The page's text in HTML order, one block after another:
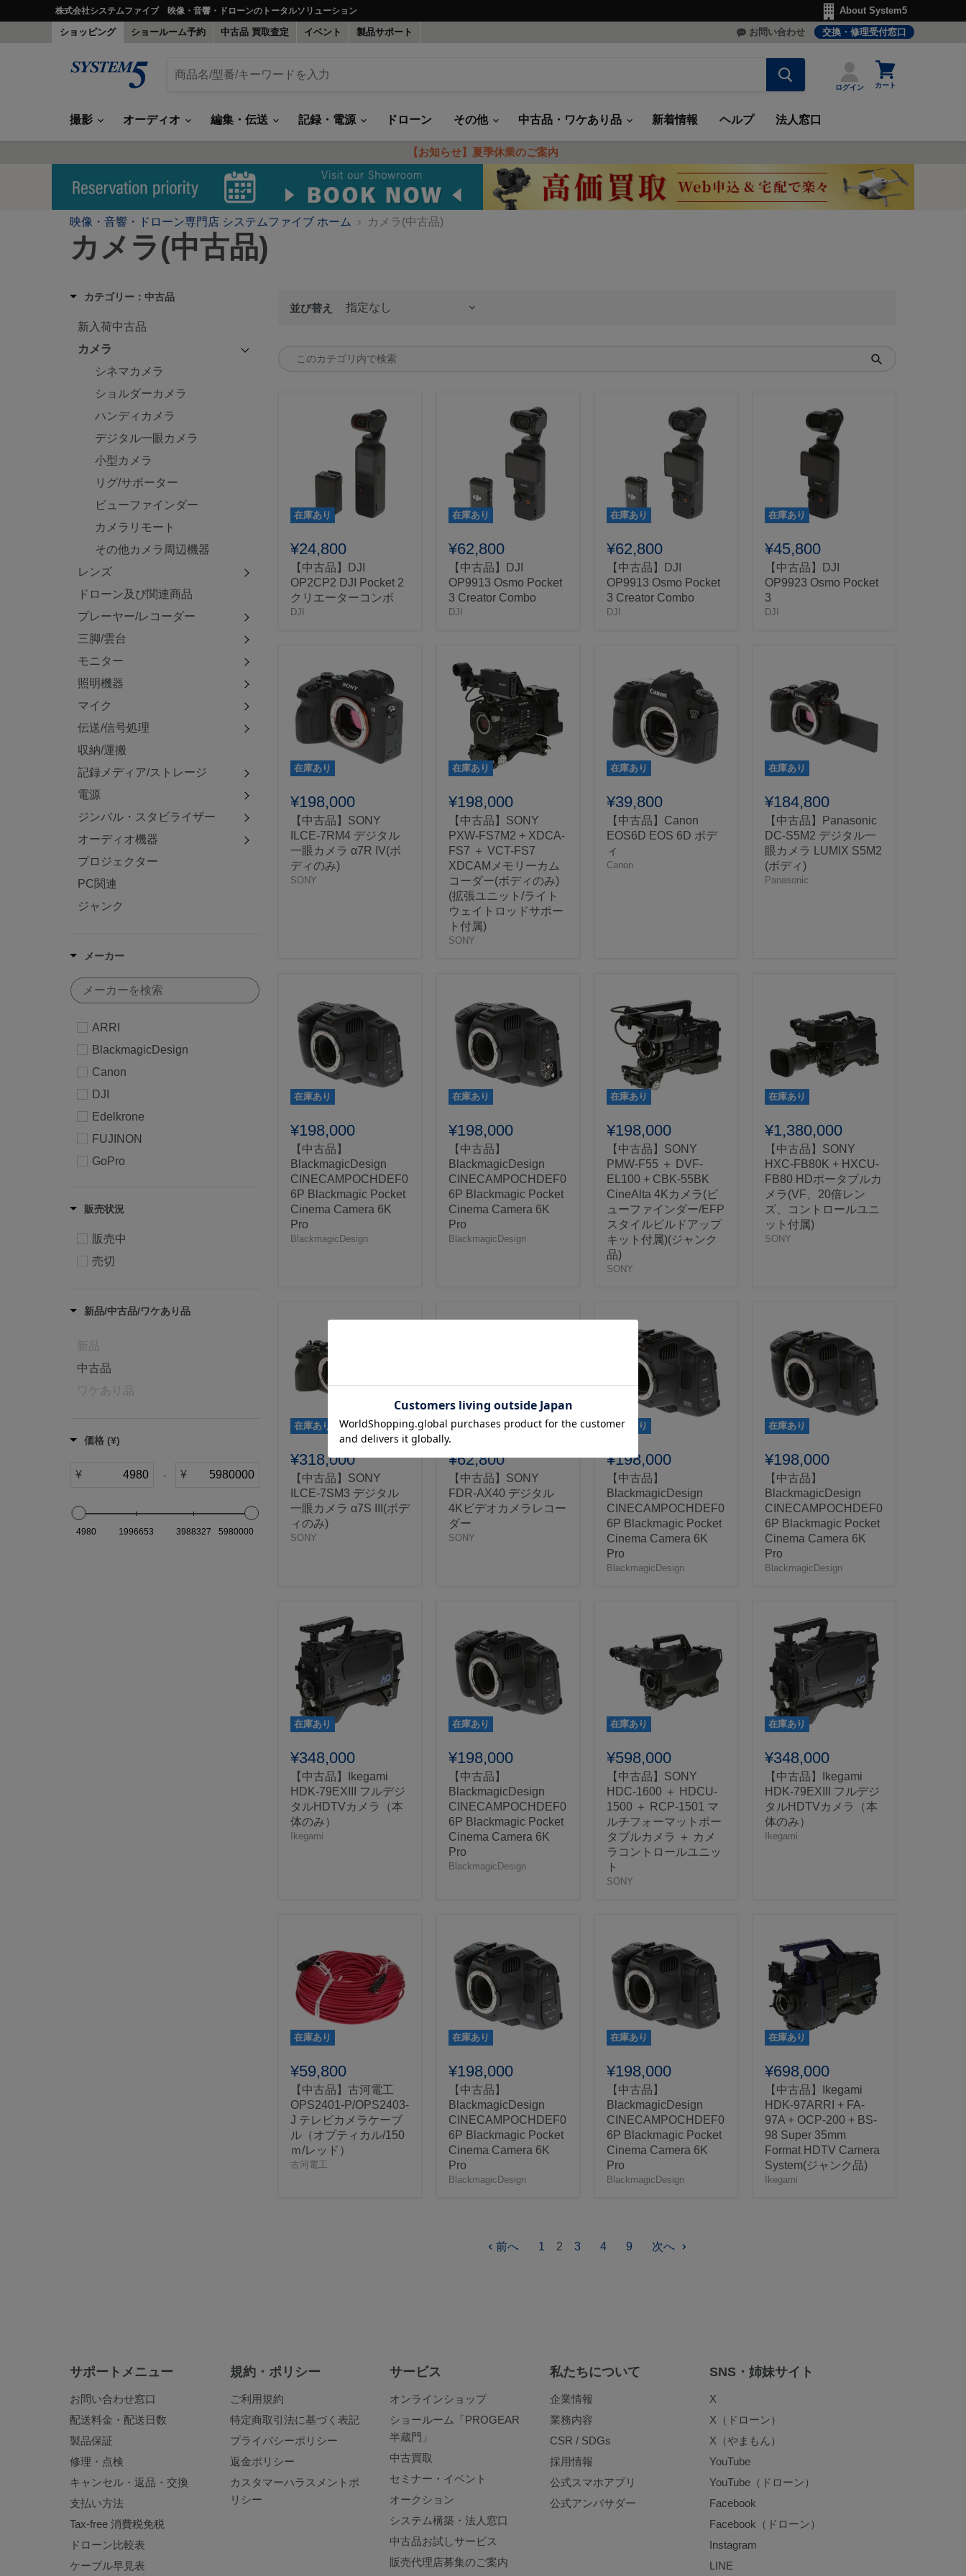
株式会社システムファイブ 映像・音響・ドローンのトータルソリューション
About System5
ショッピング
ショールーム予約 中古品 買取査定 イベント 製品サポート お問い合わせ 交換・修理受付窓口
ログイン
カ
ー
ト
カート
撮影 オーディオ 編集・伝送 記録・電源 ドローン その他 中古品・ワケあり品 新着情報 ヘルプ 法人窓口
【お知らせ】夏季休業のご案内
映像・音響・ドローン専門店 システムファイブ ホーム カメラ(中古品)
カメラ(中古品)
カテゴリー：中古品
新入荷中古品
カメラ
シネマカメラ
ショルダーカメラ
ハンディカメラ
デジタル一眼カメラ
小型カメラ
リグ/サポーター
ビューファインダー
カメラリモート
その他カメラ周辺機器
レンズ
ドローン及び関連商品
プレーヤー/レコーダー
三脚/雲台
モニター
照明機器
マイク
伝送/信号処理
収納/運搬
記録メディア/ストレージ
電源
ジンバル・スタビライザー
オーディオ機器
プロジェクター
PC関連
ジャンク
メーカー
ARRI
BlackmagicDesign
Canon
DJI
Edelkrone
FUJINON
GoPro
Ikegami
Panasonic
SONY
WOODEN CAMERA
販売状況
販売中
売切
新品/中古品/ワケあり品
新品
中古品
ワケあり品
価格 (¥)
¥ - ¥
4980 1996653 3988327 5980000
並び替え
在庫あり
¥24,800
【中古品】DJI
OP2CP2 DJI Pocket 2
クリエーターコンボ
DJI
在庫あり
¥62,800
【中古品】DJI
OP9913 Osmo Pocket
3 Creator Combo
DJI
在庫あり
¥62,800
【中古品】DJI
OP9913 Osmo Pocket
3 Creator Combo
DJI
在庫あり
¥45,800
【中古品】DJI
OP9923 Osmo Pocket
3
DJI
在庫あり
¥198,000
【中古品】SONY
ILCE-7RM4 デジタル
一眼カメラ α7R IV(ボ
ディのみ)
SONY
在庫あり
¥198,000
【中古品】SONY
PXW-FS7M2 + XDCA-
FS7 ＋ VCT-FS7
XDCAMメモリーカム
コーダー(ボディのみ)
(拡張ユニット/ライト
ウェイトロッドサポー
ト付属)
SONY
在庫あり
¥39,800
【中古品】Canon
EOS6D EOS 6D ボデ
ィ
Canon
在庫あり
¥184,800
【中古品】Panasonic
DC-S5M2 デジタル一
眼カメラ LUMIX S5M2
(ボディ)
Panasonic
在庫あり
¥198,000
【中古品】
BlackmagicDesign
CINECAMPOCHDEF0
6P Blackmagic Pocket
Cinema Camera 6K
Pro
BlackmagicDesign
在庫あり
¥198,000
【中古品】
BlackmagicDesign
CINECAMPOCHDEF0
6P Blackmagic Pocket
Cinema Camera 6K
Pro
BlackmagicDesign
在庫あり
¥198,000
【中古品】SONY
PMW-F55 ＋ DVF-
EL100 + CBK-55BK
CineAlta 4Kカメラ(ビ
ューファインダー/EFP
スタイルビルドアップ
キット付属)(ジャンク
品)
SONY
在庫あり
¥1,380,000
【中古品】SONY
HXC-FB80K + HXCU-
FB80 HDポータブルカ
メラ(VF、20倍レン
ズ、コントロールユニ
ット付属)
SONY
在庫あり
¥318,000
【中古品】SONY
ILCE-7SM3 デジタル
一眼カメラ α7S III(ボデ
ィのみ)
SONY
在庫あり
¥62,800
【中古品】SONY
FDR-AX40 デジタル
4Kビデオカメラレコー
ダー
SONY
在庫あり
¥198,000
【中古品】
BlackmagicDesign
CINECAMPOCHDEF0
6P Blackmagic Pocket
Cinema Camera 6K
Pro
BlackmagicDesign
在庫あり
¥198,000
【中古品】
BlackmagicDesign
CINECAMPOCHDEF0
6P Blackmagic Pocket
Cinema Camera 6K
Pro
BlackmagicDesign
在庫あり
¥348,000
【中古品】Ikegami
HDK-79EXIII フルデジ
タルHDTVカメラ（本
体のみ）
Ikegami
在庫あり
¥198,000
【中古品】
BlackmagicDesign
CINECAMPOCHDEF0
6P Blackmagic Pocket
Cinema Camera 6K
Pro
BlackmagicDesign
在庫あり
¥598,000
【中古品】SONY
HDC-1600 ＋ HDCU-
1500 ＋ RCP-1501 マ
ルチフォーマットポー
タブルカメラ ＋ カメ
ラコントロールユニッ
ト
SONY
在庫あり
¥348,000
【中古品】Ikegami
HDK-79EXIII フルデジ
タルHDTVカメラ（本
体のみ）
Ikegami
在庫あり
¥59,800
【中古品】古河電工
OPS2401-P/OPS2403-
J テレビカメラケーブ
ル（オプティカル/150
ｍ/レッド）
古河電工
在庫あり
¥198,000
【中古品】
BlackmagicDesign
CINECAMPOCHDEF0
6P Blackmagic Pocket
Cinema Camera 6K
Pro
BlackmagicDesign
在庫あり
¥198,000
【中古品】
BlackmagicDesign
CINECAMPOCHDEF0
6P Blackmagic Pocket
Cinema Camera 6K
Pro
BlackmagicDesign
在庫あり
¥698,000
【中古品】Ikegami
HDK-97ARRI + FA-
97A + OCP-200 + BS-
98 Super 35mm
Format HDTV Camera
System(ジャンク品)
Ikegami
前へ 1 2 3 4 9 次へ
サポートメニュー
お問い合わせ窓口
配送料金・配送日数
製品保証
修理・点検
キャンセル・返品・交換
支払い方法
Tax-free 消費税免税
ドローン比較表
ケーブル早見表
規約・ポリシー
ご利用規約
特定商取引法に基づく表記
プライバシーポリシー
返金ポリシー
カスタマーハラスメントポ
リシー
サービス
オンラインショップ
ショールーム「PROGEAR
半蔵門」
中古買取
セミナー・イベント
オークション
システム構築・法人窓口
中古品お試しサービス
販売代理店募集のご案内
私たちについて
企業情報
業務内容
CSR / SDGs
採用情報
公式スマホアプリ
公式アンバサダー
SNS・姉妹サイト
X
X（ドローン）
X（やまもん）
YouTube
YouTube（ドローン）
Facebook
Facebook（ドローン）
Instagram
LINE